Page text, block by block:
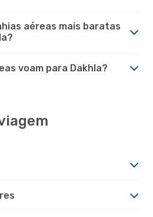
aéreas mais baratas
voam para Dakhla?